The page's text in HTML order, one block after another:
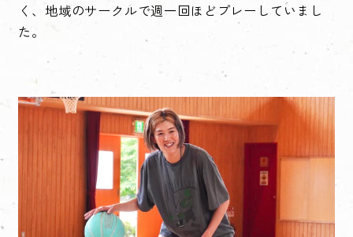
く、地域のサークルで週一回ほどプレーしていまし
た。